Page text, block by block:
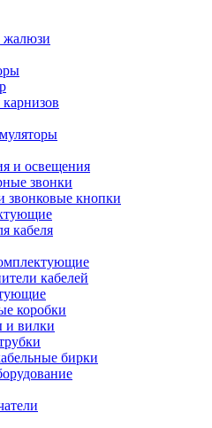
и освещения
звонки
звонковые кнопки
кабеля
кабелей
коробки
и вилки
бирки